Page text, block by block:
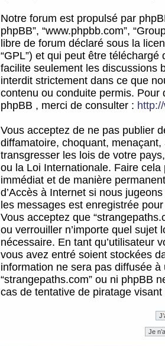
Notre forum est propulsé par
phpBB”, “www.phpbb.com”,
libre de forum déclaré sous la
“GPL”) et qui peut être téléchargé
facilite seulement les discussions
interdit strictement dans ce que
contenu ou conduite permis.
phpBB , merci de consulter :
Vous acceptez de ne pas publier
diffamatoire, choquant,
transgresser les lois de votre
ou la Loi Internationale. Faire
immédiat et de manière
d’Accès à Internet si nous
les messages est enregistrée
Vous acceptez que
ou verrouiller n’importe quel sujet
nécessaire. En tant qu’utilisateur
vous avez entré soient stockées
information ne sera pas diffusée
“strangepaths.com” ou ni phpBB
cas de tentative de piratage